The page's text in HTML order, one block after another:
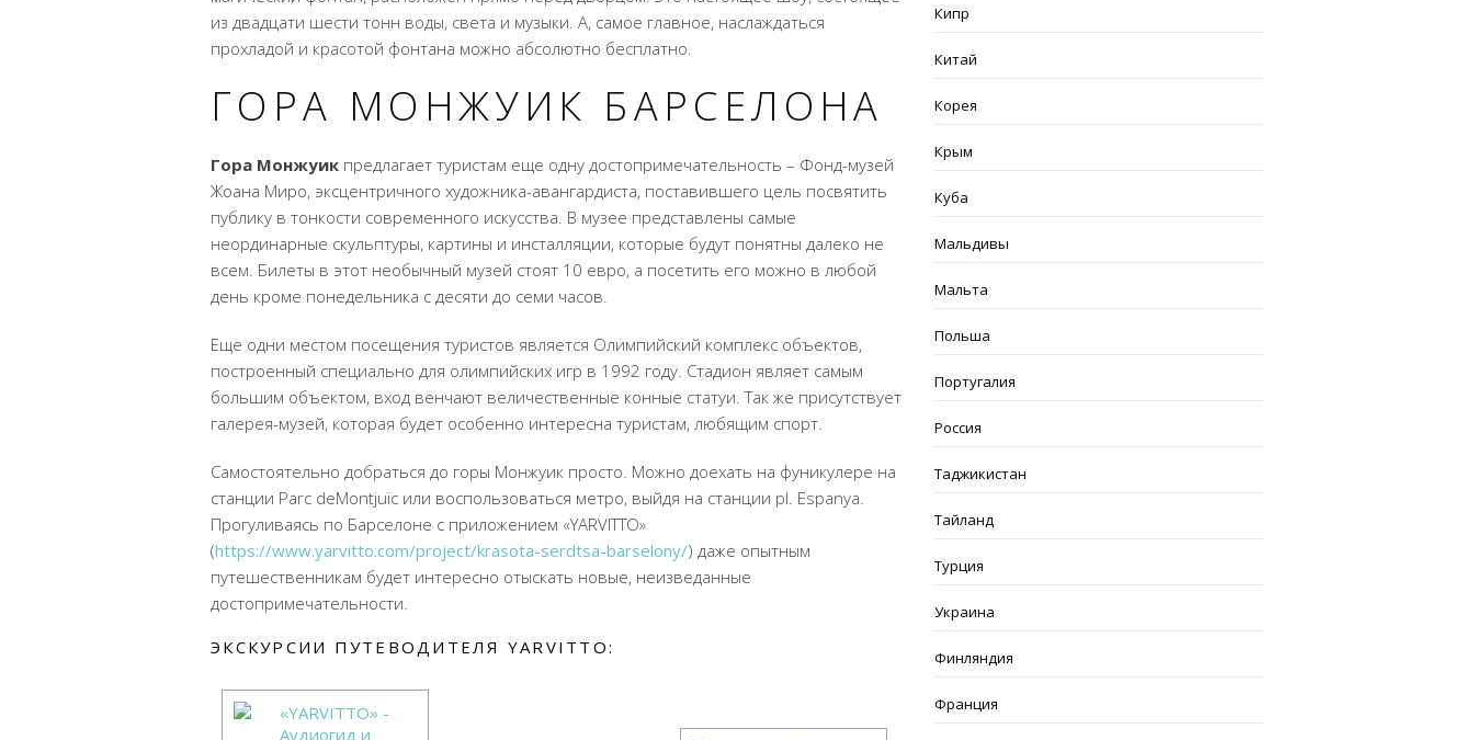
из двадцати шести тонн воды, света и музыки. А, самое главное, наслаждаться
прохладой и красотой фонтана можно абсолютно бесплатно.
ГОРА МОНЖУИК БАРСЕЛОНА
Гора Монжуик предлагает туристам еще одну достопримечательность – Фонд-музей
Жоана Миро, эксцентричного художника-авангардиста, поставившего цель посвятить
публику в тонкости современного искусства. В музее представлены самые
неординарные скульптуры, картины и инсталляции, которые будут понятны далеко не
всем. Билеты в этот необычный музей стоят 10 евро, а посетить его можно в любой
день кроме понедельника с десяти до семи часов.
Еще одни местом посещения туристов является Олимпийский комплекс объектов,
построенный специально для олимпийских игр в 1992 году. Стадион являет самым
большим объектом, вход венчают величественные конные статуи. Так же присутствует
галерея-музей, которая будет особенно интересна туристам, любящим спорт.
Самостоятельно добраться до горы Монжуик просто. Можно доехать на фуникулере на
станции Parc deMontjuïc или воспользоваться метро, выйдя на станции pl. Espanya.
Прогуливаясь по Барселоне с приложением «YARVITTO»
(https://www.yarvitto.com/project/krasota-serdtsa-barselony/) даже опытным
путешественникам будет интересно отыскать новые, неизведанные
достопримечательности.
ЭКСКУРСИИ ПУТЕВОДИТЕЛЯ YARVITTO:
Кипр
Китай
Корея
Крым
Куба
Мальдивы
Мальта
Польша
Португалия
Россия
Таджикистан
Тайланд
Турция
Украина
Финляндия
Франция